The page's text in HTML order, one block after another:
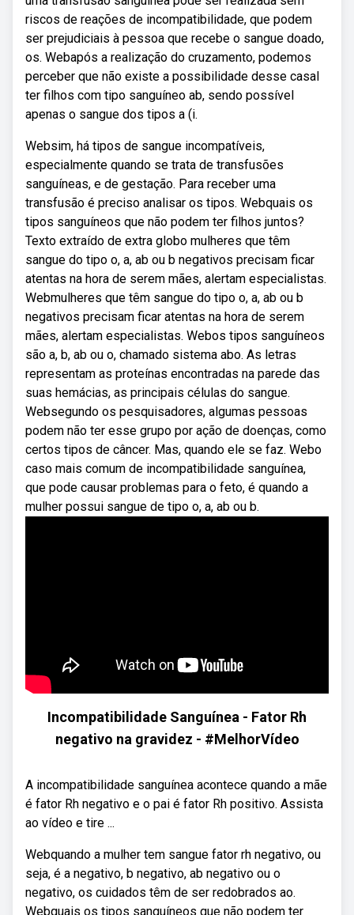
riscos de reações de incompatibilidade, que podem
ser prejudiciais à pessoa que recebe o sangue doado,
os. Webapós a realização do cruzamento, podemos
perceber que não existe a possibilidade desse casal
ter filhos com tipo sanguíneo ab, sendo possível
apenas o sangue dos tipos a (i.
Websim, há tipos de sangue incompatíveis,
especialmente quando se trata de transfusões
sanguíneas, e de gestação. Para receber uma
transfusão é preciso analisar os tipos. Webquais os
tipos sanguíneos que não podem ter filhos juntos?
Texto extraído de extra globo mulheres que têm
sangue do tipo o, a, ab ou b negativos precisam ficar
atentas na hora de serem mães, alertam especialistas.
Webmulheres que têm sangue do tipo o, a, ab ou b
negativos precisam ficar atentas na hora de serem
mães, alertam especialistas. Webos tipos sanguíneos
são a, b, ab ou o, chamado sistema abo. As letras
representam as proteínas encontradas na parede das
suas hemácias, as principais células do sangue.
Websegundo os pesquisadores, algumas pessoas
podem não ter esse grupo por ação de doenças, como
certos tipos de câncer. Mas, quando ele se faz. Webo
caso mais comum de incompatibilidade sanguínea,
que pode causar problemas para o feto, é quando a
mulher possui sangue de tipo o, a, ab ou b.
Incompatibilidade Sanguínea - Fator Rh
negativo na gravidez - #MelhorVídeo
A incompatibilidade sanguínea acontece quando a mãe
é fator Rh negativo e o pai é fator Rh positivo. Assista
ao vídeo e tire ...
Webquando a mulher tem sangue fator rh negativo, ou
seja, é a negativo, b negativo, ab negativo ou o
negativo, os cuidados têm de ser redobrados ao.
Webquais os tipos sanguíneos que não podem ter